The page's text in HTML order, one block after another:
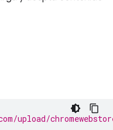
upload/